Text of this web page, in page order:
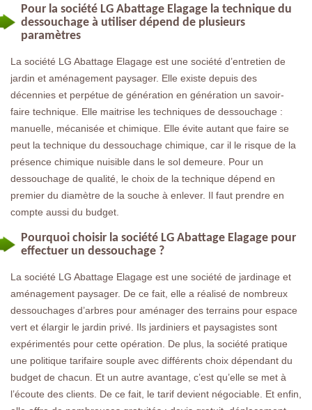
Pour la société LG Abattage Elagage la technique du
dessouchage à utiliser dépend de plusieurs
paramètres
La société LG Abattage Elagage est une société d’entretien de
jardin et aménagement paysager. Elle existe depuis des
décennies et perpétue de génération en génération un savoir-
faire technique. Elle maitrise les techniques de dessouchage :
manuelle, mécanisée et chimique. Elle évite autant que faire se
peut la technique du dessouchage chimique, car il le risque de la
présence chimique nuisible dans le sol demeure. Pour un
dessouchage de qualité, le choix de la technique dépend en
premier du diamètre de la souche à enlever. Il faut prendre en
compte aussi du budget.
Pourquoi choisir la société LG Abattage Elagage pour
effectuer un dessouchage ?
La société LG Abattage Elagage est une société de jardinage et
aménagement paysager. De ce fait, elle a réalisé de nombreux
dessouchages d’arbres pour aménager des terrains pour espace
vert et élargir le jardin privé. Ils jardiniers et paysagistes sont
expérimentés pour cette opération. De plus, la société pratique
une politique tarifaire souple avec différents choix dépendant du
budget de chacun. Et un autre avantage, c’est qu’elle se met à
l’écoute des clients. De ce fait, le tarif devient négociable. Et enfin,